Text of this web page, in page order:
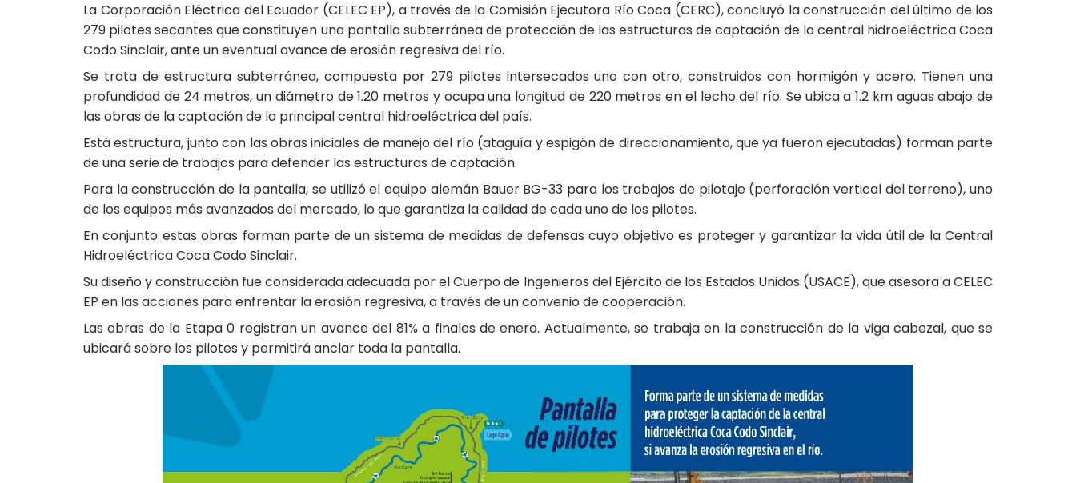
La Corporación Eléctrica del Ecuador (CELEC EP), a través de la Comisión Ejecutora Río Coca (CERC), concluyó la construcción del último de los
279 pilotes secantes que constituyen una pantalla subterránea de protección de las estructuras de captación de la central hidroeléctrica Coca
Codo Sinclair, ante un eventual avance de erosión regresiva del río.
Se trata de estructura subterránea, compuesta por 279 pilotes intersecados uno con otro, construidos con hormigón y acero. Tienen una
profundidad de 24 metros, un diámetro de 1.20 metros y ocupa una longitud de 220 metros en el lecho del río. Se ubica a 1.2 km aguas abajo de
las obras de la captación de la principal central hidroeléctrica del país.
Está estructura, junto con las obras iniciales de manejo del río (ataguía y espigón de direccionamiento, que ya fueron ejecutadas) forman parte
de una serie de trabajos para defender las estructuras de captación.
Para la construcción de la pantalla, se utilizó el equipo alemán Bauer BG-33 para los trabajos de pilotaje (perforación vertical del terreno), uno
de los equipos más avanzados del mercado, lo que garantiza la calidad de cada uno de los pilotes.
En conjunto estas obras forman parte de un sistema de medidas de defensas cuyo objetivo es proteger y garantizar la vida útil de la Central
Hidroeléctrica Coca Codo Sinclair.
Su diseño y construcción fue considerada adecuada por el Cuerpo de Ingenieros del Ejército de los Estados Unidos (USACE), que asesora a CELEC
EP en las acciones para enfrentar la erosión regresiva, a través de un convenio de cooperación.
Las obras de la Etapa 0 registran un avance del 81% a finales de enero. Actualmente, se trabaja en la construcción de la viga cabezal, que se
ubicará sobre los pilotes y permitirá anclar toda la pantalla.